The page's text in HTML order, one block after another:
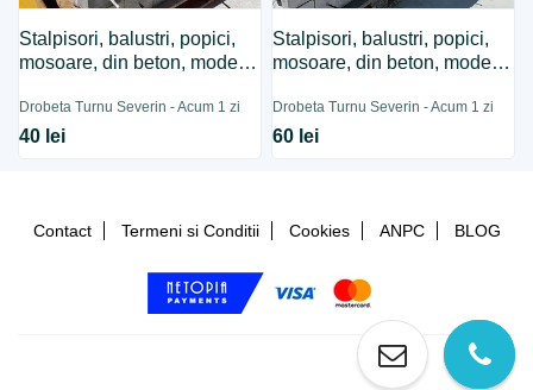
Stalpisori, balustri, popici,
mosoare, din beton, model
Drobeta Turnu Severin - Acum 1 zi
40 lei
Stalpisori, balustri, popici,
mosoare, din beton, model
Drobeta Turnu Severin - Acum 1 zi
60 lei
Contact Termeni si Conditii Cookies ANPC BLOG